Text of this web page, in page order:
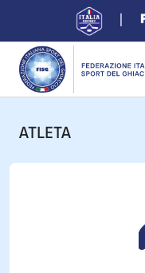
ATLETA